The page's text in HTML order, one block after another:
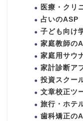
医療・クリ
占いのASP
子ども向け
家庭教師の
家庭用サウ
家計診断ア
投資スクー
文章校正ツ
旅行・ホテ
歯科矯正の